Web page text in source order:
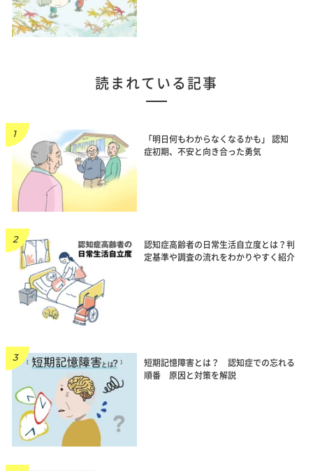
読まれている記事
「明日何もわからなくなるかも」 認知
症初期、不安と向き合った勇気
認知症高齢者の日常生活自立度とは？判
定基準や調査の流れをわかりやすく紹介
短期記憶障害とは？ 認知症での忘れる
順番 原因と対策を解説